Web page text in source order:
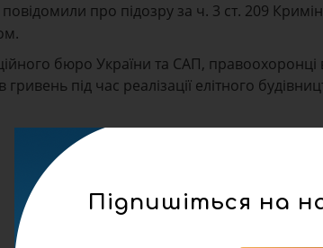
про підозру за ч. 3 ст. 209
бюро України та САП, правоохоронці
гривень під час реалізації елітного
Підпишіться на